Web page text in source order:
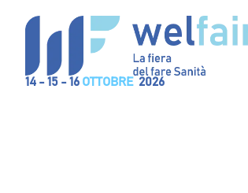
14 - 15 - 16 OTTOBRE 2026